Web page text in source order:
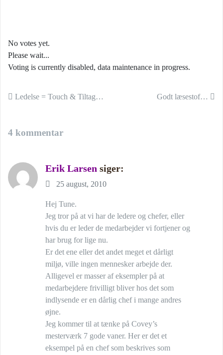
No votes yet.
Please wait...
Voting is currently disabled, data maintenance in progress.
Indlæg navigation
Ledelse = Touch & Tiltag… Godt læsestof…
4 kommentar
Erik Larsen siger:
25 august, 2010
Hej Tune.
Jeg tror på at vi har de ledere og chefer, eller
hvis du er leder de medarbejder vi fortjener og
har brug for lige nu.
Er det ene eller det andet meget et dårligt
miljø, ville ingen mennesker arbejde der.
Alligevel er masser af eksempler på at
medarbejdere frivilligt bliver hos det som
indlysende er en dårlig chef i mange andres
øjne.
Jeg kommer til at tænke på Covey’s
mesterværk 7 gode vaner. Her er det et
eksempel på en chef som beskrives som